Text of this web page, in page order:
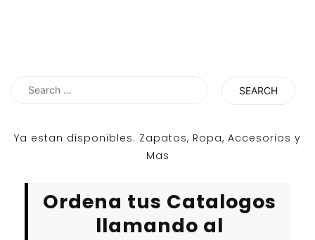
Search
Ya estan disponibles. Zapatos, Ropa, Accesorios y
Mas
Ordena tus Catalogos
llamando al